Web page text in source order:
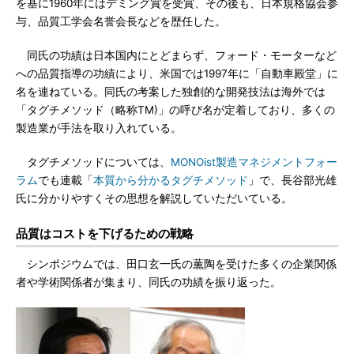
を基に1960年にはデミング賞を受賞、その後も、日本規格協会参
与、品質工学会名誉会長などを歴任した。
同氏の功績は日本国内にとどまらず、フォード・モーターなど
への品質指導の功績により、米国では1997年に「自動車殿堂」に
名を連ねている。同氏の考案した独創的な開発技法は海外では
「タグチメソッド（略称TM)」の呼び名が定着しており、多くの
製造業が手法を取り入れている。
タグチメソッドについては、 MONOist製造マネジメントフォー
ラムでも連載「本質から分かるタグチメソッド 」で、長谷部光雄
氏に分かりやすくその思想を解説していただいている。
品質はコストを下げるための戦略
シンポジウムでは、田口玄一氏の薫陶を受けた多くの企業関係
者や学術関係者が集まり、同氏の功績を振り返った。